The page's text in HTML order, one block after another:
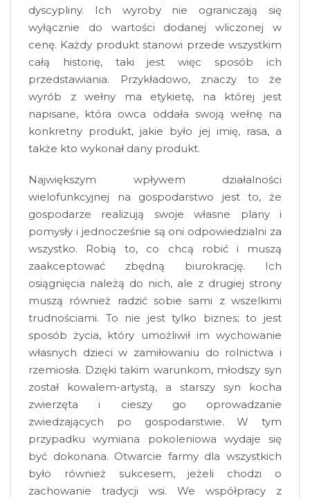
dyscypliny. Ich wyroby nie ograniczają się
wyłącznie do wartości dodanej wliczonej w
cenę. Każdy produkt stanowi przede wszystkim
całą historię, taki jest więc sposób ich
przedstawiania. Przykładowo, znaczy to że
wyrób z wełny ma etykietę, na której jest
napisane, która owca oddała swoją wełnę na
konkretny produkt, jakie było jej imię, rasa, a
także kto wykonał dany produkt.
Największym wpływem działalności
wielofunkcyjnej na gospodarstwo jest to, że
gospodarze realizują swoje własne plany i
pomysły i jednocześnie są oni odpowiedzialni za
wszystko. Robią to, co chcą robić i muszą
zaakceptować zbędną biurokrację. Ich
osiągnięcia należą do nich, ale z drugiej strony
muszą również radzić sobie sami z wszelkimi
trudnościami. To nie jest tylko biznes; to jest
sposób życia, który umożliwił im wychowanie
własnych dzieci w zamiłowaniu do rolnictwa i
rzemiosła. Dzięki takim warunkom, młodszy syn
został kowalem-artystą, a starszy syn kocha
zwierzęta i cieszy go oprowadzanie
zwiedzających po gospodarstwie. W tym
przypadku wymiana pokoleniowa wydaje się
być dokonana. Otwarcie farmy dla wszystkich
było również sukcesem, jeżeli chodzi o
zachowanie tradycji wsi. We współpracy z